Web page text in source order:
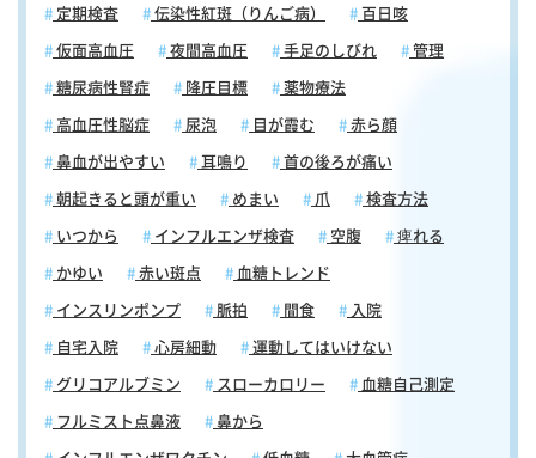
定期検査 伝染性紅斑（りんご病） 百日咳
仮面高血圧 夜間高血圧 手足のしびれ 管理
糖尿病性腎症 降圧目標 薬物療法
高血圧性脳症 尿泡 目が霞む 赤ら顔
鼻血が出やすい 耳鳴り 首の後ろが痛い
朝起きると頭が重い めまい 爪 検査方法
いつから インフルエンザ検査 空腹 痺れる
かゆい 赤い斑点 血糖トレンド
インスリンポンプ 脈拍 間食 入院
自宅入院 心房細動 運動してはいけない
グリコアルブミン スローカロリー 血糖自己測定
フルミスト点鼻液 鼻から